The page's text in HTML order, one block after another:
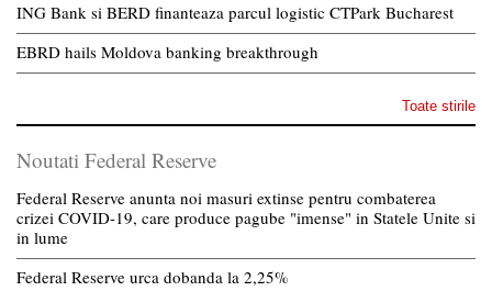
ING Bank si BERD finanteaza parcul logistic CTPark Bucharest
EBRD hails Moldova banking breakthrough
Toate stirile
Noutati Federal Reserve
Federal Reserve anunta noi masuri extinse pentru combaterea
crizei COVID-19, care produce pagube "imense" in Statele Unite si
in lume
Federal Reserve urca dobanda la 2,25%